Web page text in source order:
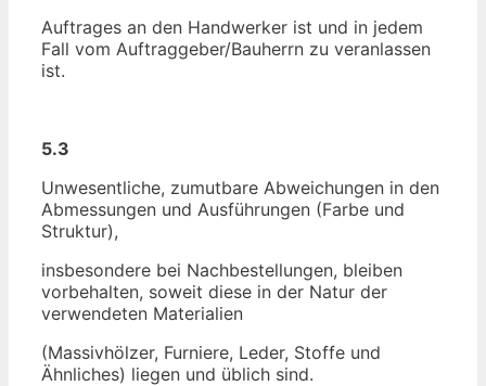
Auftrages an den Handwerker ist und in jedem
Fall vom Auftraggeber/Bauherrn zu veranlassen
ist.
5.3
Unwesentliche, zumutbare Abweichungen in den
Abmessungen und Ausführungen (Farbe und
Struktur),
insbesondere bei Nachbestellungen, bleiben
vorbehalten, soweit diese in der Natur der
verwendeten Materialien
(Massivhölzer, Furniere, Leder, Stoffe und
Ähnliches) liegen und üblich sind.